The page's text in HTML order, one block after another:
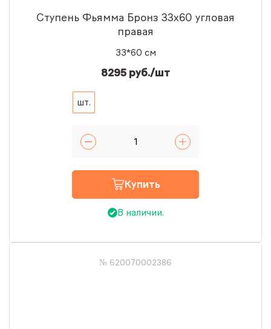
Ступень Фьямма Бронз 33x60 угловая
правая
33*60 см
8295 руб./шт
шт.
Купить
В наличии.
№ 620070002386